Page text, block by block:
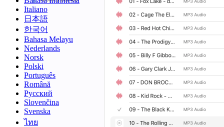
Italiano
日本語
한국어
Bahasa Melayu
Nederlands
Norsk
Polski
Português
Română
Русский
Slovenčina
Svenska
ไทย